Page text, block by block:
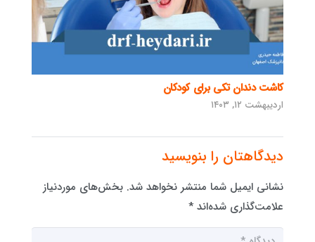
کاشت دندان تکی برای کودکان
اردیبهشت ۱۲, ۱۴۰۳
دیدگاهتان را بنویسید
نشانی ایمیل شما منتشر نخواهد شد. بخش‌های موردنیاز
علامت‌گذاری شده‌اند *